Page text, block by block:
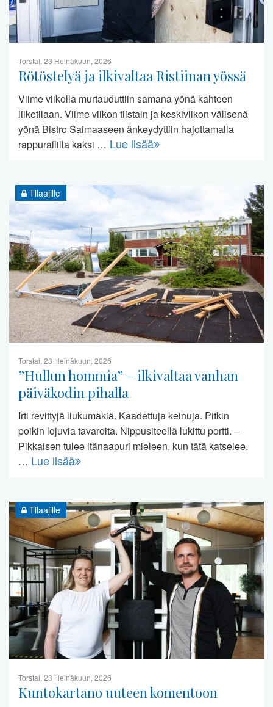
Torstai, 23 Heinäkuun, 2026
Rötöstelyä ja ilkivaltaa Ristiinan yössä
Viime viikolla murtauduttiin samana yönä kahteen
liiketilaan. Viime viikon tiistain ja keskiviikon välisenä
yönä Bistro Saimaaseen änkeydyttiin hajottamalla
rappurallilla kaksi … Lue lisää
Tilaajille
Torstai, 23 Heinäkuun, 2026
”Hullun hommia” – ilkivaltaa vanhan
päiväkodin pihalla
Irti revittyjä liukumäkiä. Kaadettuja keinuja. Pitkin
poikin lojuvia tavaroita. Nippusiteellä lukittu portti. –
Pikkaisen tulee itänaapuri mieleen, kun tätä katselee.
… Lue lisää
Tilaajille
Torstai, 23 Heinäkuun, 2026
Kuntokartano uuteen komentoon